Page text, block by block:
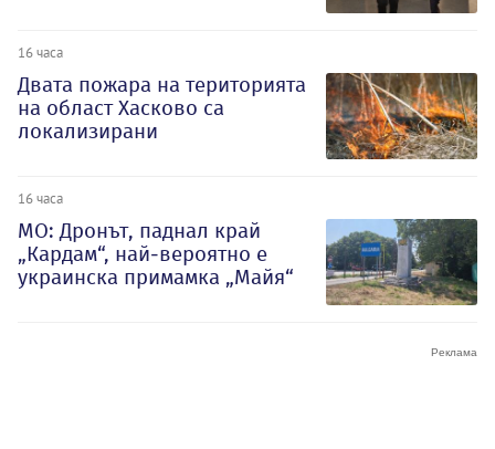
16 часа
Двата пожара на територията
на област Хасково са
локализирани
16 часа
МО: Дронът, паднал край
„Кардам“, най-вероятно е
украинска примамка „Майя“